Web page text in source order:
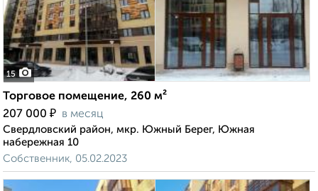
15
Торговое помещение, 260 м²
207 000 ₽ в месяц
Свердловский район, мкр. Южный Берег, Южная
набережная 10
Собственник, 05.02.2023